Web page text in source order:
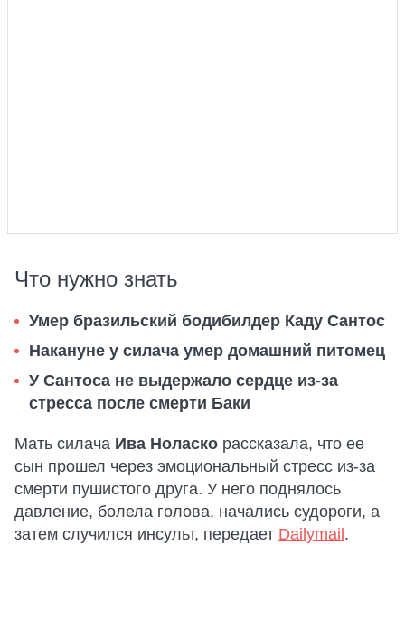
Что нужно знать
Умер бразильский бодибилдер Каду Сантос
Накануне у силача умер домашний питомец
У Сантоса не выдержало сердце из-за
стресса после смерти Баки
Мать силача Ива Ноласко рассказала, что ее
сын прошел через эмоциональный стресс из-за
смерти пушистого друга. У него поднялось
давление, болела голова, начались судороги, а
затем случился инсульт, передает Dailymail .